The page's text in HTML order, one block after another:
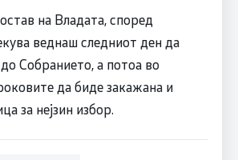
на Владата, според
веднаш следниот ден да
Собранието, а потоа во
да биде закажана и
за нејзин избор.